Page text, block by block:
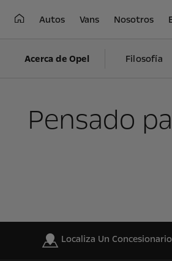
Autos Vans Nosotros
Acerca de Opel Filosofía
Pensado
Localiza Un Concesionario